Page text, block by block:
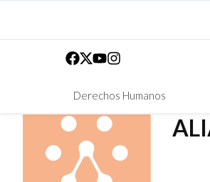
Derechos Humanos